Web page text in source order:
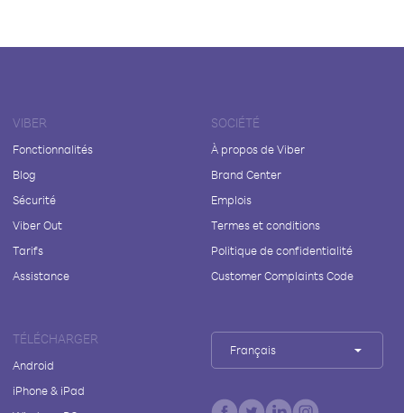
VIBER
Fonctionnalités
Blog
Sécurité
Viber Out
Tarifs
Assistance
SOCIÉTÉ
À propos de Viber
Brand Center
Emplois
Termes et conditions
Politique de confidentialité
Customer Complaints Code
TÉLÉCHARGER
Android
iPhone & iPad
Français